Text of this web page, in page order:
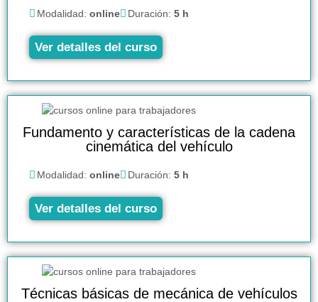
Modalidad: online Duración: 5 h
Ver detalles del curso
Fundamento y características de la cadena
cinemática del vehículo
Modalidad: online Duración: 5 h
Ver detalles del curso
Técnicas básicas de mecánica de vehículos